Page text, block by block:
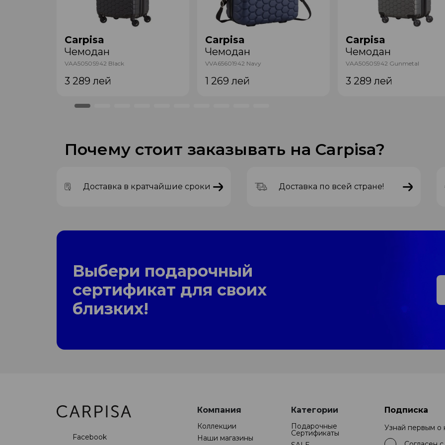
Carpisa
Чемодан
VAA5050S942 Black
3 289 лей
Carpisa
Чемодан
VVA65601942 Navy
1 269 лей
Carpisa
Чемодан
VAA5050S942 Gunmetal
3 289 лей
Почему стоит заказывать на Carpisa?
Доставка в кратчайшие сроки Доставка по всей стране!
Выбери подарочный
сертификат для своих
близких!
Facebook
Компания
Коллекции
Наши магазины
Категории
Подарочные
Cертификаты
Подписка
Узнай первым о